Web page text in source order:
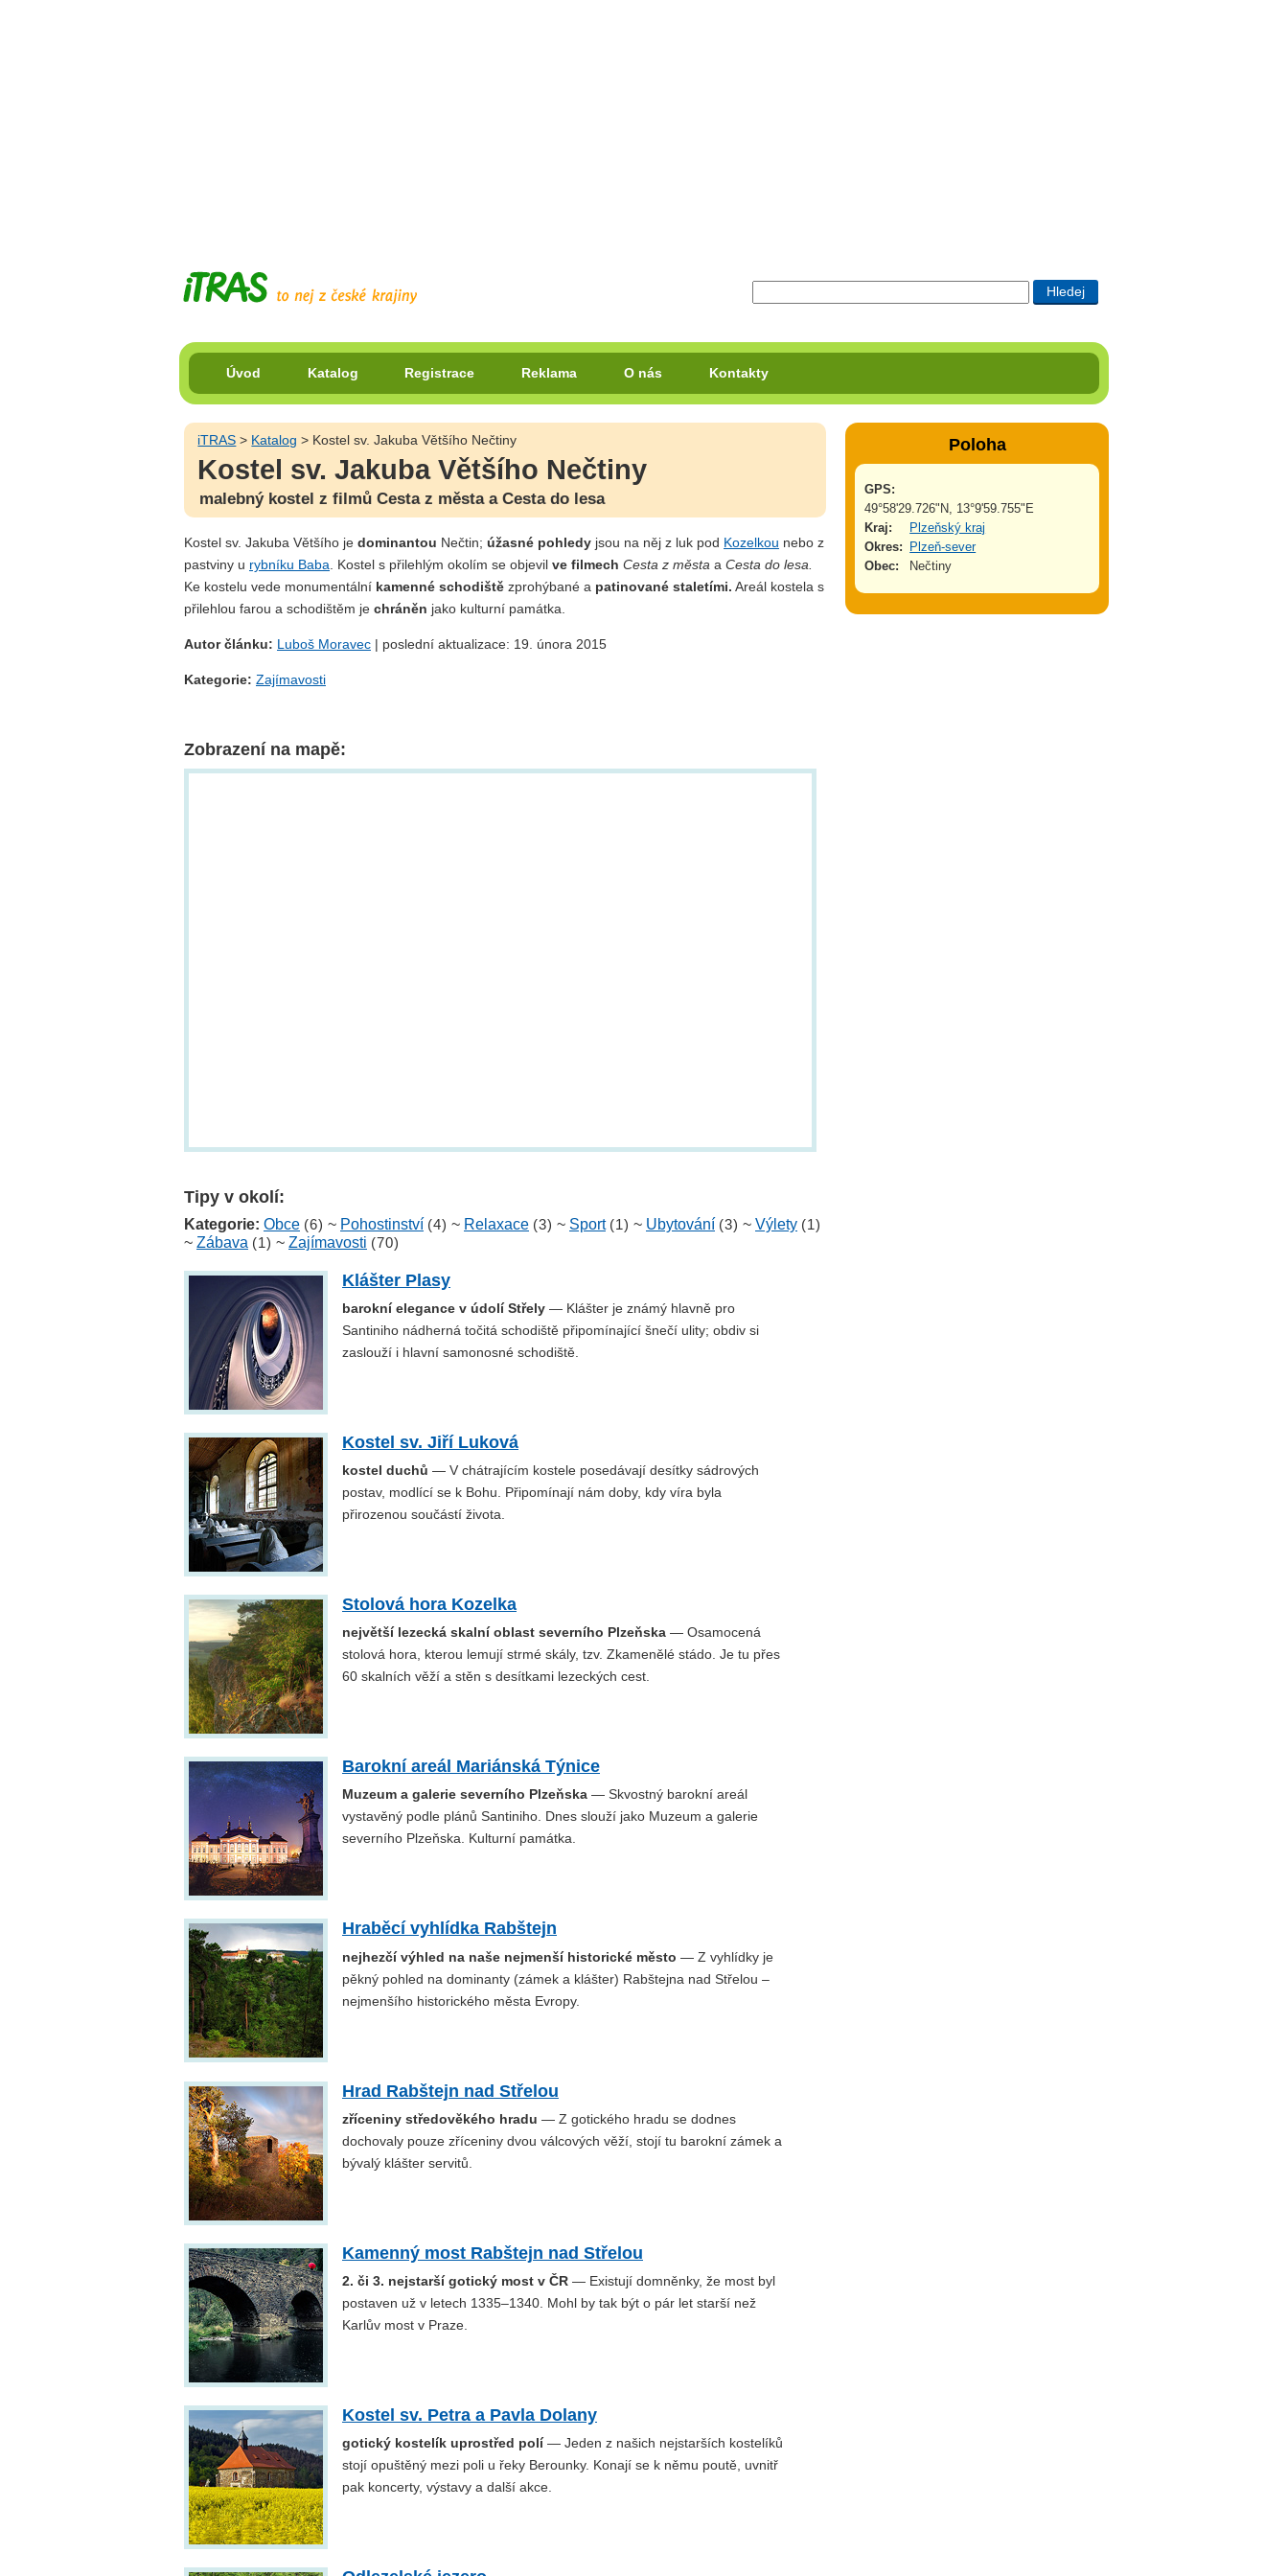
Úvod Katalog Registrace Reklama O nás Kontakty
iTRAS > Katalog > Kostel sv. Jakuba Většího Nečtiny
Kostel sv. Jakuba Většího Nečtiny
malebný kostel z filmů Cesta z města a Cesta do lesa
Kostel sv. Jakuba Většího je dominantou Nečtin; úžasné pohledy jsou na něj z luk pod Kozelkou nebo z
pastviny u rybníku Baba . Kostel s přilehlým okolím se objevil ve filmech Cesta z města a Cesta do lesa.
Ke kostelu vede monumentální kamenné schodiště zprohýbané a patinované staletími. Areál kostela s
přilehlou farou a schodištěm je chráněn jako kulturní památka.
Autor článku: Luboš Moravec | poslední aktualizace: 19. února 2015
Kategorie: Zajímavosti
Zobrazení na mapě:
Tipy v okolí:
Kategorie: Obce (6) ~ Pohostinství (4) ~ Relaxace (3) ~ Sport (1) ~ Ubytování (3) ~ Výlety (1)
~ Zábava (1) ~ Zajímavosti (70)
Klášter Plasy
barokní elegance v údolí Střely — Klášter je známý hlavně pro
Santiniho nádherná točitá schodiště připomínající šnečí ulity; obdiv si
zaslouží i hlavní samonosné schodiště.
Kostel sv. Jiří Luková
kostel duchů — V chátrajícím kostele posedávají desítky sádrových
postav, modlící se k Bohu. Připomínají nám doby, kdy víra byla
přirozenou součástí života.
Stolová hora Kozelka
největší lezecká skalní oblast severního Plzeňska — Osamocená
stolová hora, kterou lemují strmé skály, tzv. Zkamenělé stádo. Je tu přes
60 skalních věží a stěn s desítkami lezeckých cest.
Barokní areál Mariánská Týnice
Muzeum a galerie severního Plzeňska — Skvostný barokní areál
vystavěný podle plánů Santiniho. Dnes slouží jako Muzeum a galerie
severního Plzeňska. Kulturní památka.
Hraběcí vyhlídka Rabštejn
nejhezčí výhled na naše nejmenší historické město — Z vyhlídky je
pěkný pohled na dominanty (zámek a klášter) Rabštejna nad Střelou –
nejmenšího historického města Evropy.
Hrad Rabštejn nad Střelou
zříceniny středověkého hradu — Z gotického hradu se dodnes
dochovaly pouze zříceniny dvou válcových věží, stojí tu barokní zámek a
bývalý klášter servitů.
Kamenný most Rabštejn nad Střelou
2. či 3. nejstarší gotický most v ČR — Existují domněnky, že most byl
postaven už v letech 1335–1340. Mohl by tak být o pár let starší než
Karlův most v Praze.
Kostel sv. Petra a Pavla Dolany
gotický kostelík uprostřed polí— Jeden z našich nejstarších kostelíků
stojí opuštěný mezi poli u řeky Berounky. Konají se k němu poutě, uvnitř
pak koncerty, výstavy a další akce.
Poloha
GPS:
49°58'29.726"N, 13°9'59.755"E
Kraj:
Plzeňský kraj
Okres:
Plzeň-sever
Obec:
Nečtiny